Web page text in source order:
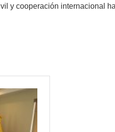
y cooperación internacional